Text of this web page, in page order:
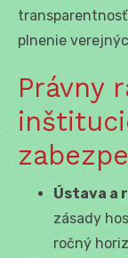
plnenie
Právny
Ústava a
zásady
ročný